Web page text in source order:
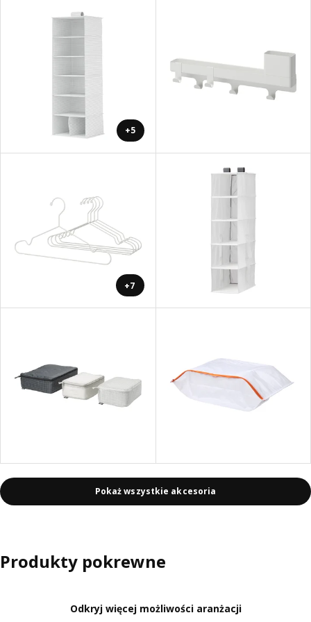
+5
+7
Pokaż wszystkie akcesoria
Produkty pokrewne
Odkryj więcej możliwości aranżacji